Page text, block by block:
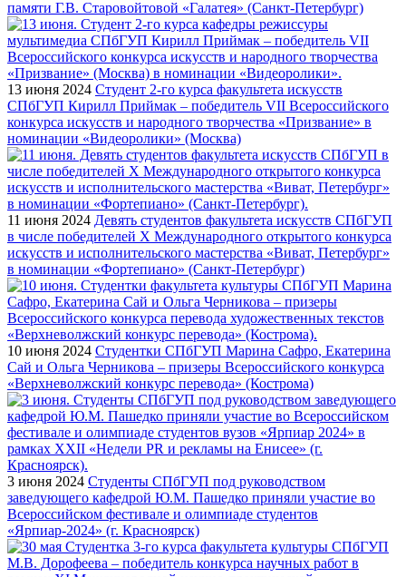
памяти Г.В. Старовойтовой «Галатея» (Санкт-Петербург)
13 июня 2024 Студент 2-го курса факультета искусств
СПбГУП Кирилл Приймак – победитель VII Всероссийского
конкурса искусств и народного творчества «Призвание» в
номинации «Видеоролики» (Москва)
11 июня 2024 Девять студентов факультета искусств СПбГУП
в числе победителей X Международного открытого конкурса
искусств и исполнительского мастерства «Виват, Петербург»
в номинации «Фортепиано» (Санкт-Петербург)
10 июня 2024 Студентки СПбГУП Марина Сафро, Екатерина
Сай и Ольга Черникова – призеры Всероссийского конкурса
«Верхневолжский конкурс перевода» (Кострома)
3 июня 2024 Студенты СПбГУП под руководством
заведующего кафедрой Ю.М. Пашедко приняли участие во
Всероссийском фестивале и олимпиаде студентов
«Ярпиар-2024» (г. Красноярск)